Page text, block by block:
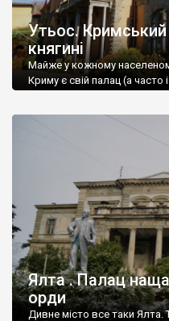
Утьос. Кримський
княгині
Майже у кожному
Криму є свій палац (а часто
Ялта . Палац
орди
Дивне місто все таки Ялта.